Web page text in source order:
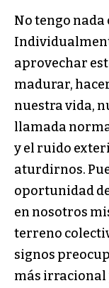
No tengo nada
aprovechar
madurar,
nuestra vida,
llamada
y el ruido
aturdirnos.
oportunidad
en nosotros
terreno
signos
más irracional